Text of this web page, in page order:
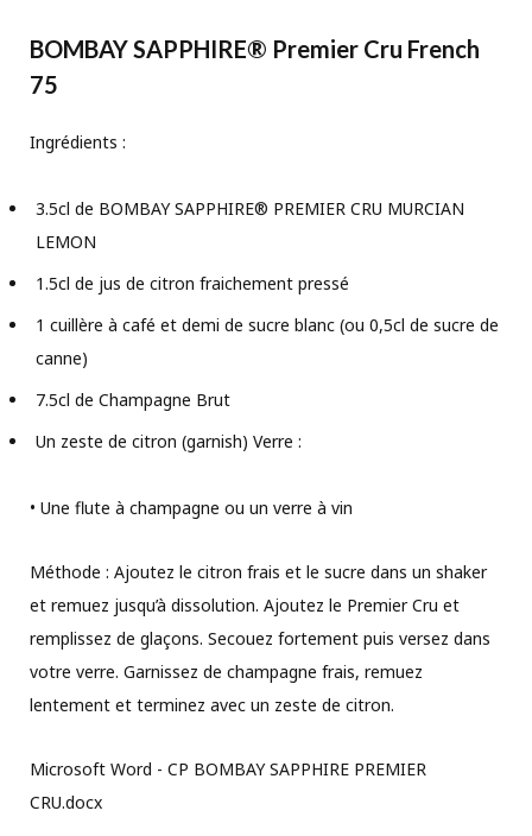
BOMBAY SAPPHIRE® Premier Cru French
75
Ingrédients :
3.5cl de BOMBAY SAPPHIRE® PREMIER CRU MURCIAN
LEMON
1.5cl de jus de citron fraichement pressé
1 cuillère à café et demi de sucre blanc (ou 0,5cl de sucre de
canne)
7.5cl de Champagne Brut
Un zeste de citron (garnish) Verre :
• Une flute à champagne ou un verre à vin
Méthode : Ajoutez le citron frais et le sucre dans un shaker
et remuez jusqu’à dissolution. Ajoutez le Premier Cru et
remplissez de glaçons. Secouez fortement puis versez dans
votre verre. Garnissez de champagne frais, remuez
lentement et terminez avec un zeste de citron.
Microsoft Word - CP BOMBAY SAPPHIRE PREMIER
CRU.docx